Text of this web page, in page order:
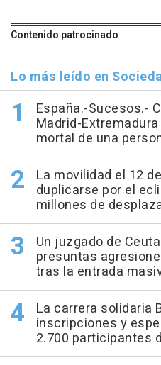
Contenido patrocinado
Lo más leído en
España.-Sucesos.-
Madrid-
mortal de una
La movilidad el 12
duplicarse por el
millones de
Un juzgado de
presuntas
tras la entrada
La carrera solidaria
inscripciones y
2.700 participantes